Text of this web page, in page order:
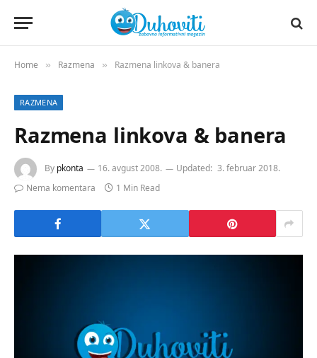
Home » Razmena » Razmena linkova & banera
RAZMENA
Razmena linkova & banera
By pkonta 16. avgust 2008. Updated: 3. februar 2018.
Nema komentara
1 Min Read